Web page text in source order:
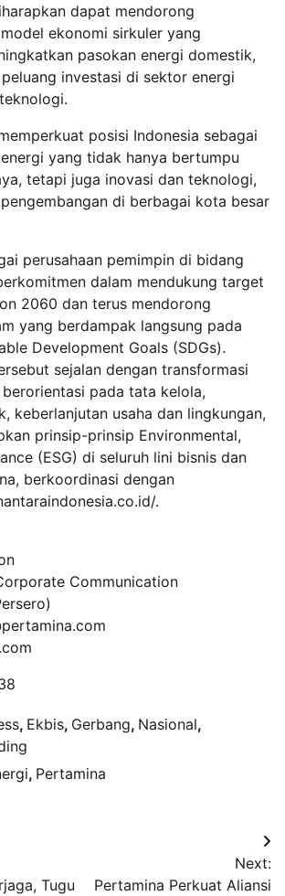
dapat mendorong
ekonomi sirkuler yang
pasokan energi domestik,
investasi di sektor energi
posisi Indonesia sebagai
yang tidak hanya bertumpu
tetapi juga inovasi dan teknologi,
di berbagai kota besar
perusahaan pemimpin di bidang
dalam mendukung target
2060 dan terus mendorong
yang berdampak langsung pada
Development Goals (SDGs).
sejalan dengan transformasi
pada tata kelola,
keberlanjutan usaha dan lingkungan,
prinsip-prinsip Environmental,
(ESG) di seluruh lini bisnis dan
berkoordinasi dengan
.
Communication
, Ekbis, Gerbang, Nasional,
, Pertamina
Tugu
Next:
Pertamina Perkuat Aliansi